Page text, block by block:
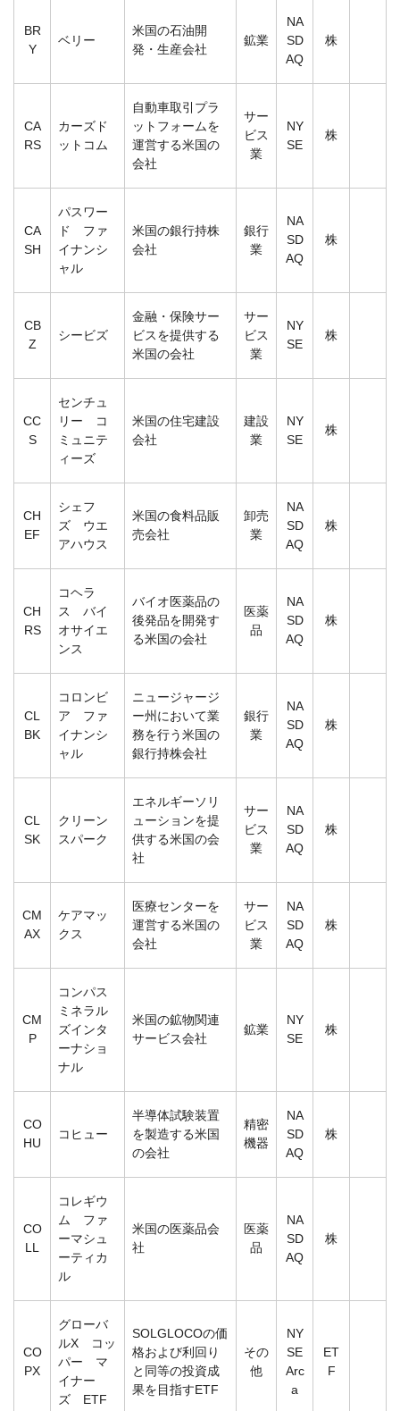
BR
Y
ベリー
米国の石油開
発・生産会社
鉱業
NA
SD
AQ
株
CA
RS
カーズド
ットコム
自動車取引プラ
ットフォームを
運営する米国の
会社
サー
ビス
業
NY
SE
株
CA
SH
パスワー
ド ファ
イナンシ
ャル
米国の銀行持株
会社
銀行
業
NA
SD
AQ
株
CB
Z
シービズ
金融・保険サー
ビスを提供する
米国の会社
サー
ビス
業
NY
SE
株
CC
S
センチュ
リー コ
ミュニテ
ィーズ
米国の住宅建設
会社
建設
業
NY
SE
株
CH
EF
シェフ
ズ ウエ
アハウス
米国の食料品販
売会社
卸売
業
NA
SD
AQ
株
CH
RS
コヘラ
ス バイ
オサイエ
ンス
バイオ医薬品の
後発品を開発す
る米国の会社
医薬
品
NA
SD
AQ
株
CL
BK
コロンビ
ア ファ
イナンシ
ャル
ニュージャージ
ー州において業
務を行う米国の
銀行持株会社
銀行
業
NA
SD
AQ
株
CL
SK
クリーン
スパーク
エネルギーソリ
ューションを提
供する米国の会
社
サー
ビス
業
NA
SD
AQ
株
CM
AX
ケアマッ
クス
医療センターを
運営する米国の
会社
サー
ビス
業
NA
SD
AQ
株
CM
P
コンパス
ミネラル
ズインタ
ーナショ
ナル
米国の鉱物関連
サービス会社
鉱業
NY
SE
株
CO
HU
コヒュー
半導体試験装置
を製造する米国
の会社
精密
機器
NA
SD
AQ
株
CO
LL
コレギウ
ム ファ
ーマシュ
ーティカ
ル
米国の医薬品会
社
医薬
品
NA
SD
AQ
株
CO
PX
グローバ
ルX コッ
パー マ
イナー
ズ ETF
SOLGLOCOの価
格および利回り
と同等の投資成
果を目指すETF
その
他
NY
SE
Arc
a
ET
F